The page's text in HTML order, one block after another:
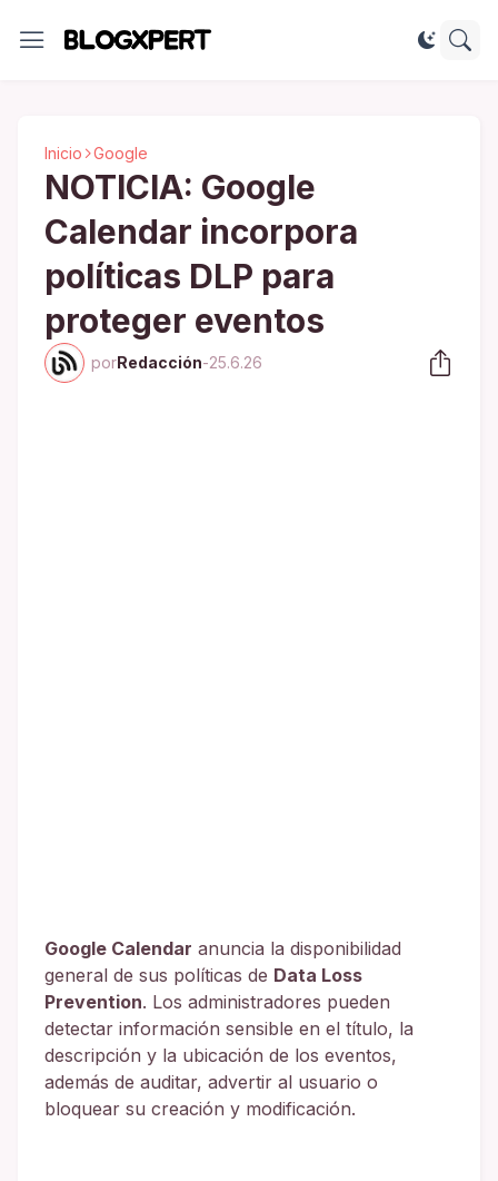
Inicio Google
NOTICIA: Google
Calendar incorpora
políticas DLP para
proteger eventos
porRedacción-25.6.26
Google Calendar anuncia la disponibilidad
general de sus políticas de Data Loss
Prevention. Los administradores pueden
detectar información sensible en el título, la
descripción y la ubicación de los eventos,
además de auditar, advertir al usuario o
bloquear su creación y modificación.